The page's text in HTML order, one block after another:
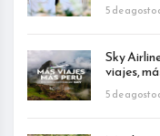
5 de agosto
Sky
viajes,
5 de agosto